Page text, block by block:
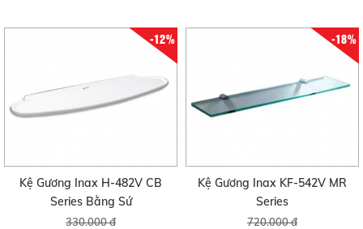
-12%
Kệ Gương Inax H-482V CB
Series Bằng Sứ
330.000 đ
-18%
Kệ Gương Inax KF-542V MR
Series
720.000 đ